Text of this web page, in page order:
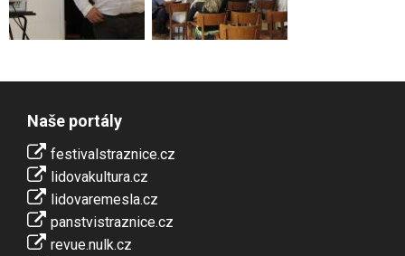
Naše portály
festivalstraznice.cz
lidovakultura.cz
lidovaremesla.cz
panstvistraznice.cz
revue.nulk.cz